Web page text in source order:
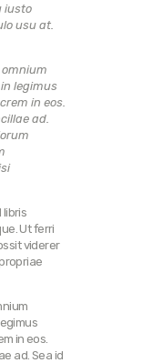
iusto
usu at.
legimus
in eos.
ad.
libris
Ut ferri
viderer
in eos.
ad. Sea id